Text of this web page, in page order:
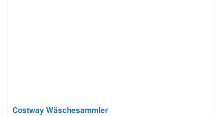
Costway Wäschesammler